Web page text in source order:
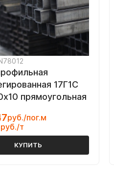
17Г1С
прямоугольная
руб./пог.м
руб./т
КУПИТЬ